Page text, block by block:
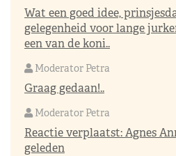
Wat een goed idee,
gelegenheid voor lange
een van de koni..
Moderator Petra
Graag gedaan!..
Moderator Petra
Reactie verplaatst:Agnes
geleden